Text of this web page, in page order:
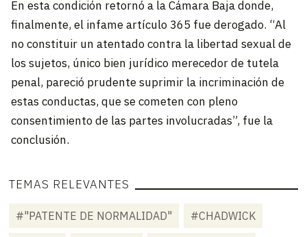
En esta condición retornó a la Cámara Baja donde,
finalmente, el infame artículo 365 fue derogado. “Al
no constituir un atentado contra la libertad sexual de
los sujetos, único bien jurídico merecedor de tutela
penal, pareció prudente suprimir la incriminación de
estas conductas, que se cometen con pleno
consentimiento de las partes involucradas”, fue la
conclusión.
TEMAS RELEVANTES
#"PATENTE DE NORMALIDAD" #CHADWICK